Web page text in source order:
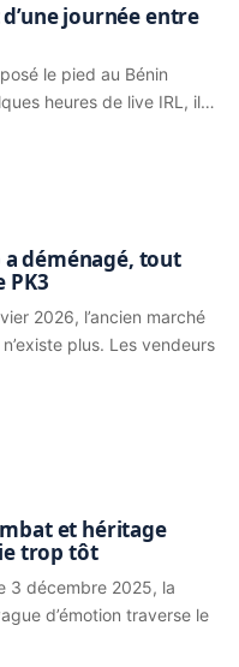
journée entre
le pied au Bénin
heures de live IRL, il…
déménagé, tout
PK3
2026, l’ancien marché
plus. Les vendeurs
et héritage
trop tôt
3 décembre 2025, la
d’émotion traverse le